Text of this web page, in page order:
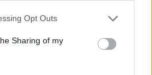
Opt Outs
Sharing of my
pakolnak a
településeken
közösségi szolgálati órákat
krediteket és napijegyet a jövő évi